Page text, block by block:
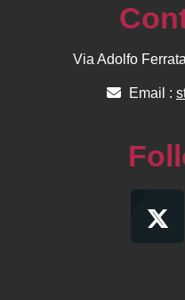
Via Adolfo
Email :